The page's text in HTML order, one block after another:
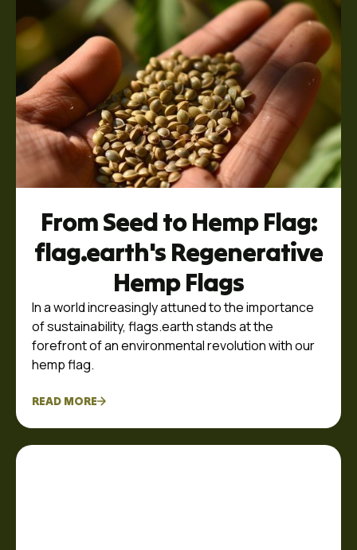
From Seed to Hemp Flag:
flag.earth's Regenerative
Hemp Flags
In a world increasingly attuned to the importance
of sustainability, flags.earth stands at the
forefront of an environmental revolution with our
hemp flag.
READ MORE